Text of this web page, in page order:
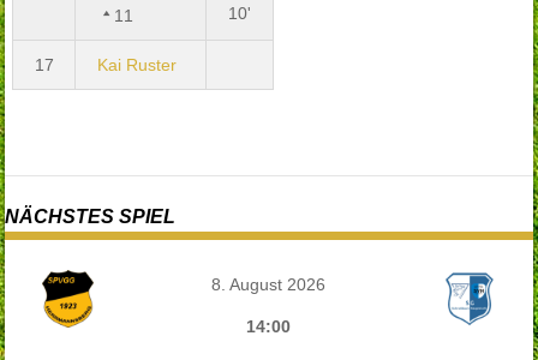
11
10'
17 Kai Ruster
NÄCHSTES SPIEL
8. August 2026
14:00